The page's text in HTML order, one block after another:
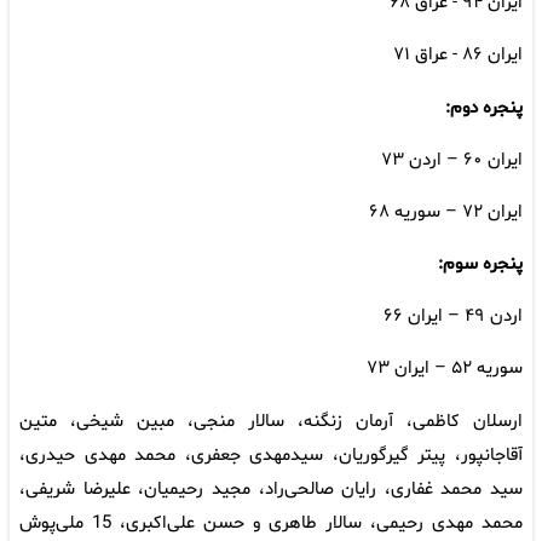
ایران ۸۶ - عراق ۷۱
پنجره دوم:
ایران ۶۰ – اردن ۷۳
ایران ۷۲ – سوریه ۶۸
پنجره سوم:
اردن ۴۹ – ایران ۶۶
سوریه ۵۲ – ایران ۷۳
ارسلان کاظمی، آرمان زنگنه، سالار منجی، مبین شیخی، متین
آقاجانپور، پیتر گیرگوریان، سیدمهدی جعفری، محمد مهدی حیدری،
سید محمد غفاری، رایان صالحی‌راد، مجید رحیمیان، علیرضا شریفی،
محمد مهدی رحیمی، سالار طاهری و حسن علی‌اکبری، 15 ملی‌پوش